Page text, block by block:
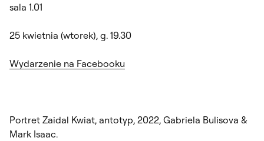
sala 1.01
25 kwietnia (wtorek), g. 19.30
Wydarzenie na Facebooku
Portret Zaidal Kwiat, antotyp, 2022, Gabriela Bulisova &
Mark Isaac.